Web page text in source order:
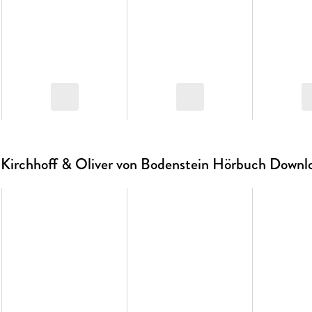
& Oliver von Bodenstein Hörbuch